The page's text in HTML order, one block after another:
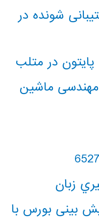
شونده در
پایتون در متلب
ماشین
زبان
بینی بورس با